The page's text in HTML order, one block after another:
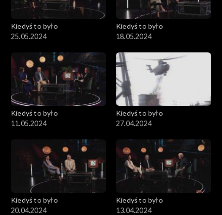
Kiedyś to było
25.05.2024
Kiedyś to było
18.05.2024
Kiedyś to było
11.05.2024
Kiedyś to było
27.04.2024
Kiedyś to było
20.04.2024
Kiedyś to było
13.04.2024